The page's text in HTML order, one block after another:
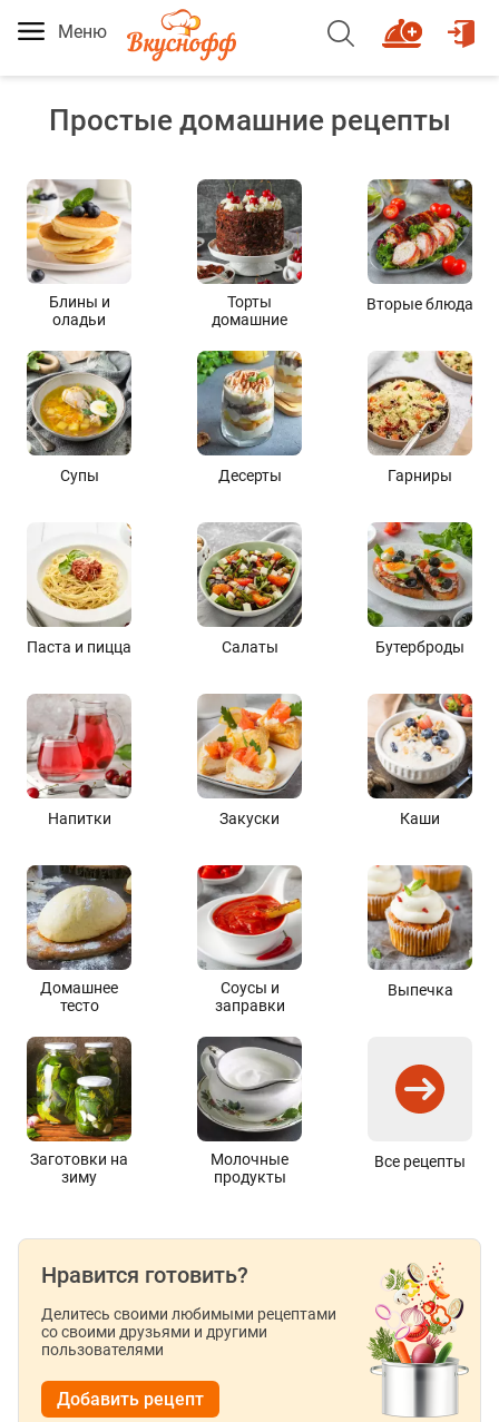
Меню
Простые домашние рецепты
Блины и
оладьи
Торты
домашние
Вторые блюда
Супы Десерты Гарниры
Паста и пицца Салаты Бутерброды
Напитки Закуски Каши
Домашнее
тесто
Соусы и
заправки
Выпечка
Заготовки на
зиму
Молочные
продукты
Все рецепты
Нравится готовить?
Делитесь своими любимыми рецептами
со своими друзьями и другими
пользователями
Добавить рецепт